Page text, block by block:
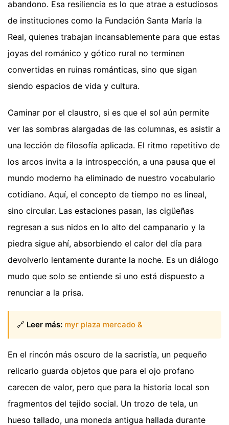
abandono. Esa resiliencia es lo que atrae a estudiosos
de instituciones como la Fundación Santa María la
Real, quienes trabajan incansablemente para que estas
joyas del románico y gótico rural no terminen
convertidas en ruinas románticas, sino que sigan
siendo espacios de vida y cultura.
Caminar por el claustro, si es que el sol aún permite
ver las sombras alargadas de las columnas, es asistir a
una lección de filosofía aplicada. El ritmo repetitivo de
los arcos invita a la introspección, a una pausa que el
mundo moderno ha eliminado de nuestro vocabulario
cotidiano. Aquí, el concepto de tiempo no es lineal,
sino circular. Las estaciones pasan, las cigüeñas
regresan a sus nidos en lo alto del campanario y la
piedra sigue ahí, absorbiendo el calor del día para
devolverlo lentamente durante la noche. Es un diálogo
mudo que solo se entiende si uno está dispuesto a
renunciar a la prisa.
🔗 Leer más: myr plaza mercado &
En el rincón más oscuro de la sacristía, un pequeño
relicario guarda objetos que para el ojo profano
carecen de valor, pero que para la historia local son
fragmentos del tejido social. Un trozo de tela, un
hueso tallado, una moneda antigua hallada durante